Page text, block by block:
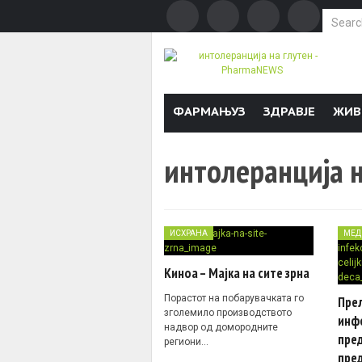
Search
ФАРМАЊУЗ ЗДРАВЈЕ
интолеранција
ИСХРАНА
Киноа – Мајка на сите зрна
Порастот на побарувачката го
зголемило производството
надвор од домородните
региони…